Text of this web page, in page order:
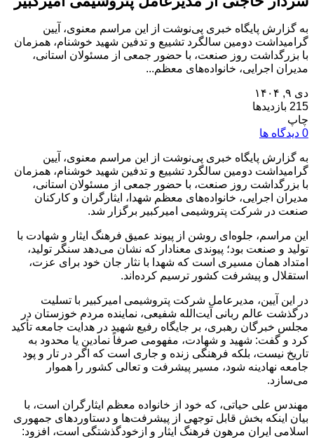
به گزارش پایگاه خبری پی‌نوشت از این مراسم معنوی، آیین
گرامیداشت دومین سالگرد تشییع و تدفین شهید خوشنام، همزمان
با بزرگداشت روز صنعت، با حضور جمعی از مسئولان استانی،
مدیران اجرایی، خانواده‌های معظم...
دی ۹, ۱۴۰۴
215 بازدیدها
چاپ
0 دیدگاه ها
به گزارش پایگاه خبری پی‌نوشت از این مراسم معنوی، آیین
گرامیداشت دومین سالگرد تشییع و تدفین شهید خوشنام، همزمان
با بزرگداشت روز صنعت، با حضور جمعی از مسئولان استانی،
مدیران اجرایی، خانواده‌های معظم شهدا، ایثارگران و کارکنان
صنعت در شرکت پتروشیمی امیرکبیر برگزار شد.
این مراسم، جلوه‌ای روشن از پیوند عمیق فرهنگ ایثار و شهادت با
تولید و صنعت بود؛ پیوندی معنادار که نشان می‌دهد سنگر تولید،
امتداد همان مسیری است که شهدا با نثار جان خود برای عزت،
استقلال و پیشرفت کشور ترسیم کرده‌اند.
در این آیین، مدیرعامل شرکت پتروشیمی امیرکبیر با تسلیت
درگذشت عالم ربانی آیت‌الله شفیعی، نماینده مردم خوزستان در
مجلس خبرگان رهبری، بر جایگاه رفیع شهید در هدایت جامعه تأکید
کرد و گفت: شهید و شهادت، مفهومی صرفاً نمادین یا محدود به
تاریخ نیست، بلکه فرهنگی زنده و جاری است که اگر در تار و پود
جامعه نهادینه شود، مسیر پیشرفت و تعالی کشور را هموار
می‌سازد.
مهندس علی حیاتی، که خود از خانواده معظم ایثارگران است، با
بیان اینکه بخش قابل توجهی از پیشرفت‌ها و دستاوردهای جمهوری
اسلامی ایران مرهون فرهنگ ایثار و ازخودگذشتگی است، افزود: